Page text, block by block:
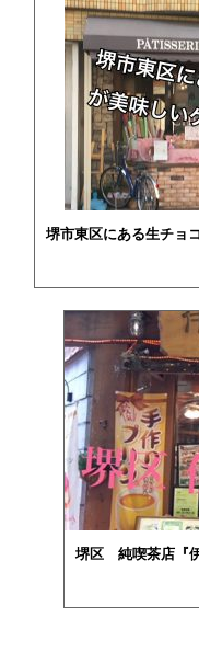
堺市東区にある生チョ
堺区 純喫茶店『伊